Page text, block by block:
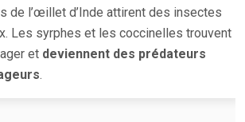
de l’œillet d’Inde attirent des insectes
Les syrphes et les coccinelles trouvent
et deviennent des prédateurs
.